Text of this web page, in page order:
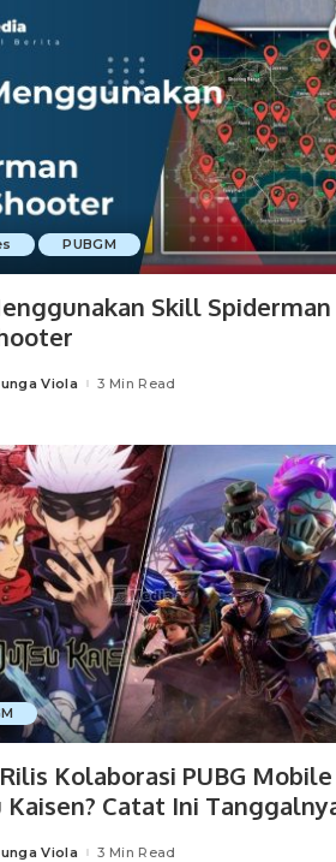
PUBGM
Skill Spiderman
Viola 3 Min Read
Kolaborasi PUBG
Kaisen? Catat Ini
Viola 3 Min Read